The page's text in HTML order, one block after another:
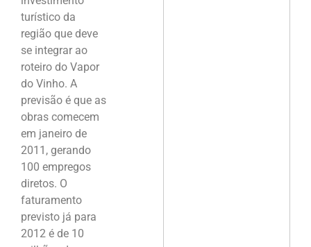
turístico da
região que deve
se integrar ao
roteiro do Vapor
do Vinho. A
previsão é que as
obras comecem
em janeiro de
2011, gerando
100 empregos
diretos. O
faturamento
previsto já para
2012 é de 10